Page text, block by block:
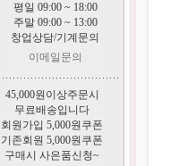
평일 09:00 ~ 18:00
주말 09:00 ~ 13:00
창업상담/기계문의
이메일문의
45,000원이상주문시
무료배송입니다
회원가입 5,000원쿠폰
기존회원 5,000원쿠폰
구매시 사은품신청~